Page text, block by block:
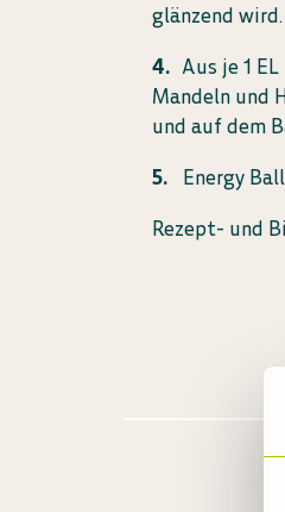
glänzend wird.
Aus je 1
Mandeln und
und auf dem
Energy
Rezept- und